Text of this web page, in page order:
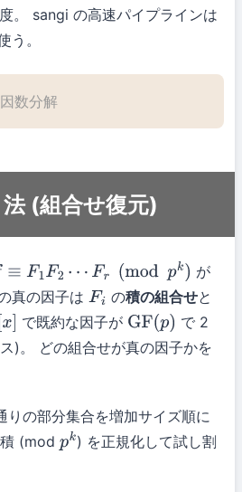
。 sangi の高速パイプラインは
う。
数分解
(組合せ復元)
F1 F2⋯Fr ( modp )
が
真の因子はFi の積の組合せと
x] で既約な因子が GF( p)
で 2
)。 どの組合せが真の因子かを
りの部分集合を増加サイズ順に
(mod pk) を正規化して試し割